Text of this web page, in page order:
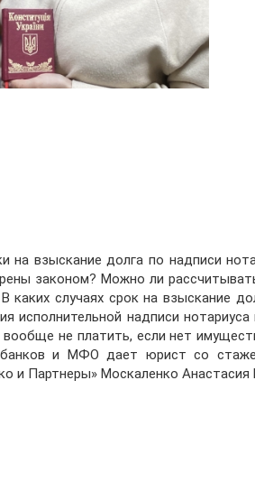
на взыскание долга по надписи
законом? Можно ли
каких случаях срок на взыскание
исполнительной надписи
не платить, если нет
и МФО дает юрист со
и Партнеры» Москаленко Анастасия